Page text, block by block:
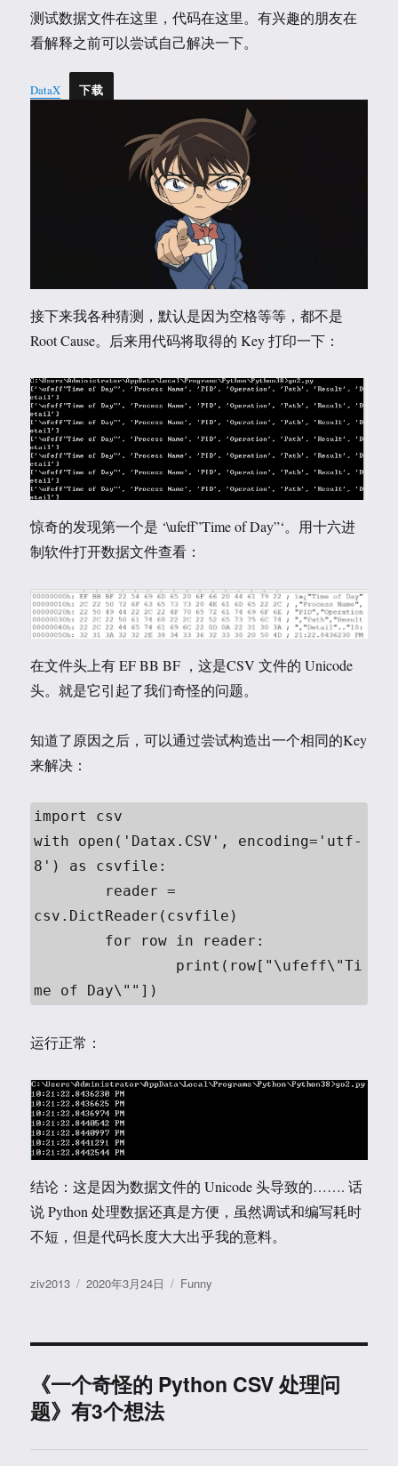
测试数据文件在这里，代码在这里。有兴趣的朋友在
看解释之前可以尝试自己解决一下。
DataX 下载
接下来我各种猜测，默认是因为空格等等，都不是
Root Cause。后来用代码将取得的 Key 打印一下：
惊奇的发现第一个是 ‘\ufeff”Time of Day”‘。用十六进
制软件打开数据文件查看：
在文件头上有 EF BB BF ，这是CSV 文件的 Unicode
头。就是它引起了我们奇怪的问题。
知道了原因之后，可以通过尝试构造出一个相同的Key
来解决：
import csv
with open('Datax.CSV', encoding='utf-
8') as csvfile:
csv.DictReader(csvfile)
me of Day\""])
运行正常：
结论：这是因为数据文件的 Unicode 头导致的……. 话
说 Python 处理数据还真是方便，虽然调试和编写耗时
不短，但是代码长度大大出乎我的意料。
作
ziv2013
发
2020年3月24日
分
Funny
《一个奇怪的 Python CSV 处理问
题》有3个想法